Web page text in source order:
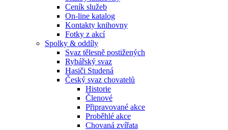
Ceník služeb
On-line katalog
Kontakty knihovny
Fotky z akcí
Spolky & oddíly
Svaz tělesně postižených
Rybářský svaz
Hasiči Studená
Český svaz chovatelů
Historie
Členové
Připravované akce
Proběhlé akce
Chovaná zvířata